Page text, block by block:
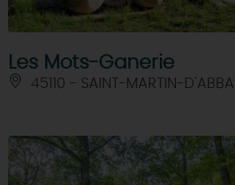
Les Mots-Ganerie
45110 - SAINT-MARTIN-D'ABBAT